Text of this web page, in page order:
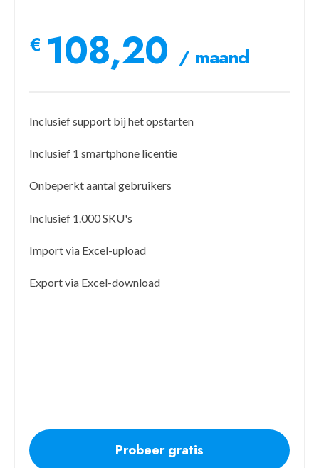
€ 108,20 / maand
Inclusief support bij het opstarten
Inclusief 1 smartphone licentie
Onbeperkt aantal gebruikers
Inclusief 1.000 SKU's
Import via Excel-upload
Export via Excel-download
Probeer gratis